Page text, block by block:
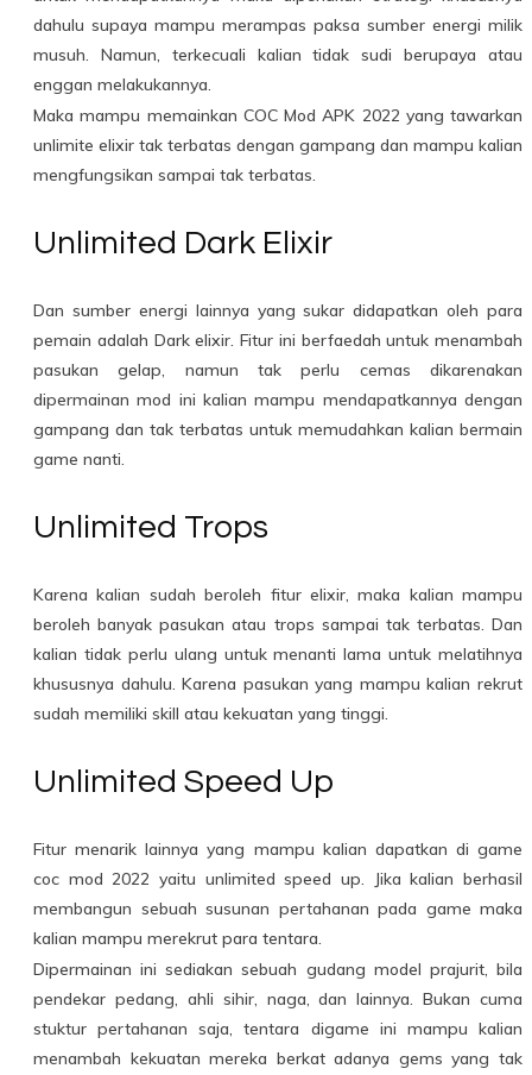
dahulu supaya mampu merampas paksa sumber energi milik
musuh. Namun, terkecuali kalian tidak sudi berupaya atau
enggan melakukannya.
Maka mampu memainkan COC Mod APK 2022 yang tawarkan
unlimite elixir tak terbatas dengan gampang dan mampu kalian
mengfungsikan sampai tak terbatas.
Unlimited Dark Elixir
Dan sumber energi lainnya yang sukar didapatkan oleh para
pemain adalah Dark elixir. Fitur ini berfaedah untuk menambah
pasukan gelap, namun tak perlu cemas dikarenakan
dipermainan mod ini kalian mampu mendapatkannya dengan
gampang dan tak terbatas untuk memudahkan kalian bermain
game nanti.
Unlimited Trops
Karena kalian sudah beroleh fitur elixir, maka kalian mampu
beroleh banyak pasukan atau trops sampai tak terbatas. Dan
kalian tidak perlu ulang untuk menanti lama untuk melatihnya
khususnya dahulu. Karena pasukan yang mampu kalian rekrut
sudah memiliki skill atau kekuatan yang tinggi.
Unlimited Speed Up
Fitur menarik lainnya yang mampu kalian dapatkan di game
coc mod 2022 yaitu unlimited speed up. Jika kalian berhasil
membangun sebuah susunan pertahanan pada game maka
kalian mampu merekrut para tentara.
Dipermainan ini sediakan sebuah gudang model prajurit, bila
pendekar pedang, ahli sihir, naga, dan lainnya. Bukan cuma
stuktur pertahanan saja, tentara digame ini mampu kalian
menambah kekuatan mereka berkat adanya gems yang tak